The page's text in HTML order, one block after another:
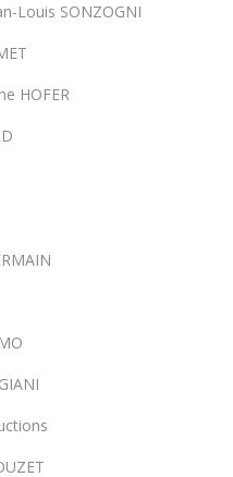
Louis SONZOGNI
HOFER